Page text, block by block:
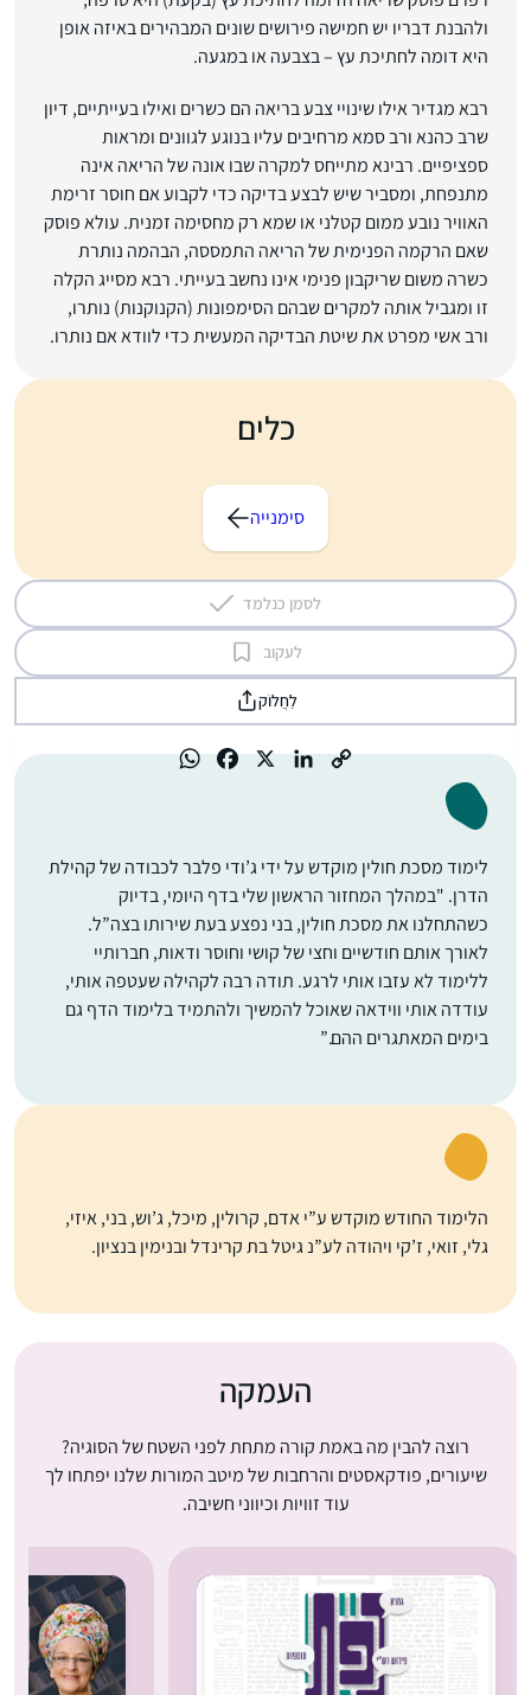
ולהבנת דבריו יש חמישה פירושים שונים המבהירים באיזה אופן
היא דומה לחתיכת עץ – בצבעה או במגעה.
רבא מגדיר אילו שינויי צבע בריאה הם כשרים ואילו בעייתיים, דיון
שרב כהנא ורב סמא מרחיבים עליו בנוגע לגוונים ומראות
ספציפיים. רבינא מתייחס למקרה שבו אונה של הריאה אינה
מתנפחת, ומסביר שיש לבצע בדיקה כדי לקבוע אם חוסר זרימת
האוויר נובע ממום קטלני או שמא רק מחסימה זמנית. עולא פוסק
שאם הרקמה הפנימית של הריאה התמססה, הבהמה נותרת
כשרה משום שריקבון פנימי אינו נחשב בעייתי. רבא מסייג הקלה
זו ומגביל אותה למקרים שבהם הסימפונות (הקנוקנות) נותרו,
ורב אשי מפרט את שיטת הבדיקה המעשית כדי לוודא אם נותרו.
כלים
סימנייה
לסמן כנלמד
לעקוב
לַחֲלוֹק
לימוד מסכת חולין מוקדש על ידי ג’ודי פלבר לכבודה של קהילת
הדרן. "במהלך המחזור הראשון שלי בדף היומי, בדיוק
כשהתחלנו את מסכת חולין, בני נפצע בעת שירותו בצה”ל.
לאורך אותם חודשיים וחצי של קושי וחוסר ודאות, חברותיי
ללימוד לא עזבו אותי לרגע. תודה רבה לקהילה שעטפה אותי,
עודדה אותי ווידאה שאוכל להמשיך ולהתמיד בלימוד הדף גם
בימים המאתגרים ההם.”
הלימוד החודש מוקדש ע”י אדם, קרולין, מיכל, ג’וש, בני, איזי,
גלי, זואי, ז’קי ויהודה לע”נ גיטל בת קרינדל ובנימין בנציון.
העמקה
רוצה להבין מה באמת קורה מתחת לפני השטח של הסוגיה?
שיעורים, פודקאסטים והרחבות של מיטב המורות שלנו יפתחו לך
עוד זוויות וכיווני חשיבה.